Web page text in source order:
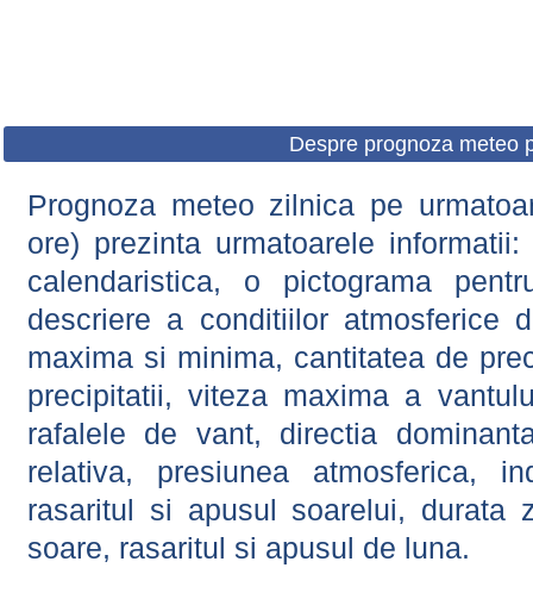
Despre prognoza meteo
Prognoza meteo zilnica pe
ore) prezinta urmatoarele
calendaristica, o pictograma
descriere a conditiilor atmosferice
maxima si minima, cantitatea de
precipitatii, viteza maxima a
rafalele de vant, directia
relativa, presiunea atmosferica,
rasaritul si apusul soarelui, durata
soare, rasaritul si apusul de luna.